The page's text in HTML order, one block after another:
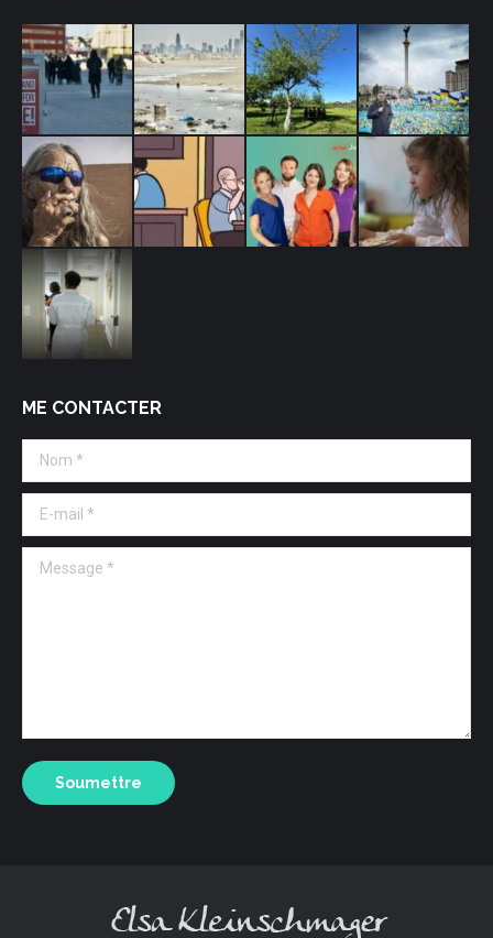
ME CONTACTER
Nom *
E-mail *
Message *
Soumettre